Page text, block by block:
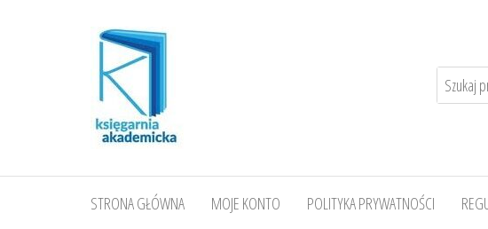
STRONA GŁÓWNA MOJE KONTO POLITYKA PRYWATNOŚCI